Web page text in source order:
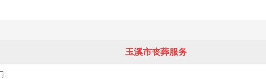
玉溪市丧葬服务